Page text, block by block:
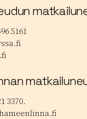
5161
3370.